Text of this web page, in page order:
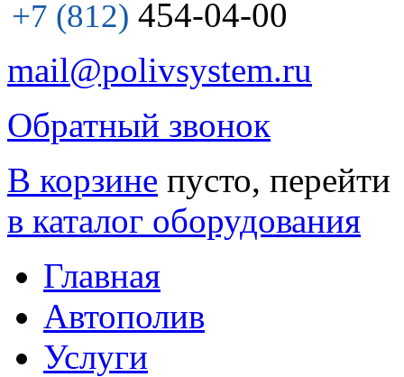
+7 (812) 454-04-00
mail@polivsystem.ru
Обратный звонок
В корзине пусто, перейти
в каталог оборудования
Главная
Автополив
Услуги